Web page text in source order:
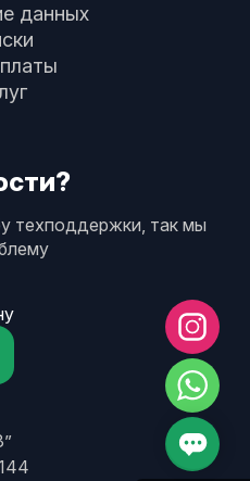
данных
техподдержки, так мы